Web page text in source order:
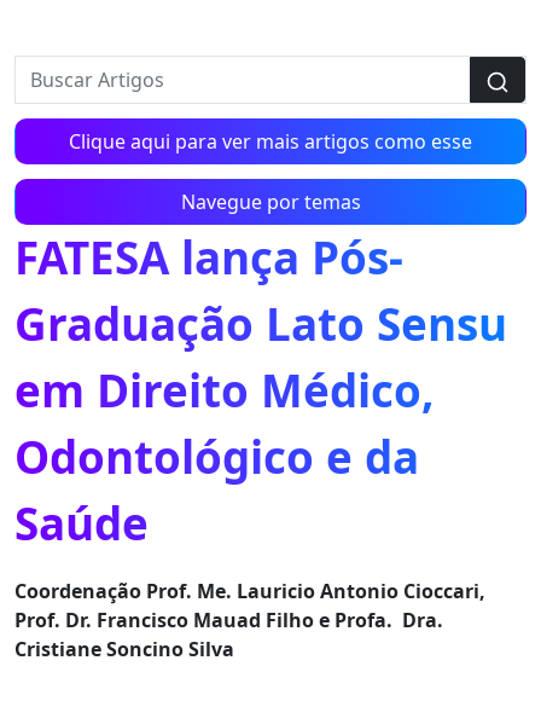
Clique aqui para ver mais artigos como esse
Navegue por temas
FATESA lança Pós-
Graduação Lato Sensu
em Direito Médico,
Odontológico e da
Saúde
Coordenação Prof. Me. Lauricio Antonio Cioccari,
Prof. Dr. Francisco Mauad Filho e Profa. Dra.
Cristiane Soncino Silva